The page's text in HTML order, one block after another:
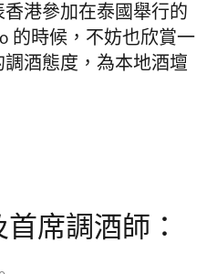
港參加在泰國舉行的
的時候，不妨也欣賞一
調酒態度，為本地酒壇
席調酒師：